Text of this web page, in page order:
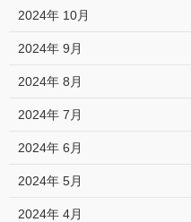
2024年 10月
2024年 9月
2024年 8月
2024年 7月
2024年 6月
2024年 5月
2024年 4月